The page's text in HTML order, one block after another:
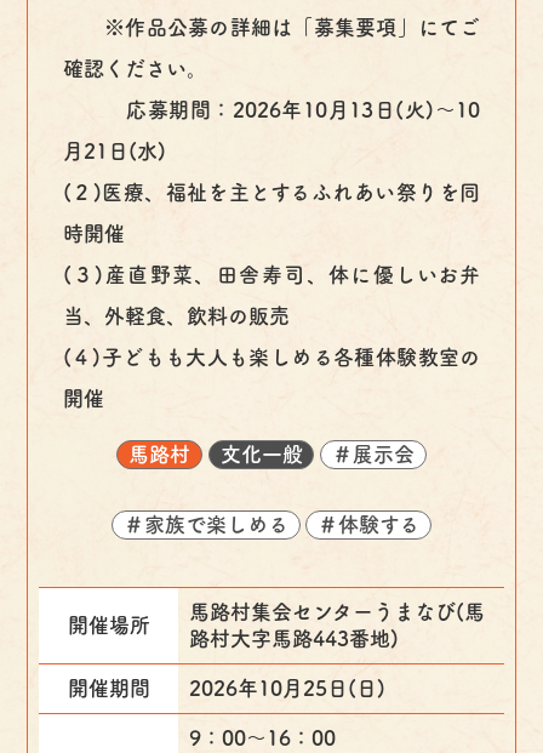
※作品公募の詳細は「募集要項」にてご
確認ください。
応募期間：2026年10月13日(火)～10
月21日(水)
(２)医療、福祉を主とするふれあい祭りを同
時開催
(３)産直野菜、田舎寿司、体に優しいお弁
当、外軽食、飲料の販売
(４)子どもも大人も楽しめる各種体験教室の
開催
馬路村 文化一般 ＃展示会
＃家族で楽しめる ＃体験する
開催場所
馬路村集会センターうまなび(馬
路村大字馬路443番地)
開催期間 2026年10月25日(日)
9：00～16：00